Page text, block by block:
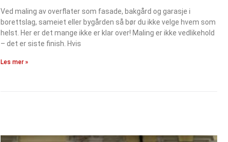
Ved maling av overflater som fasade, bakgård og garasje i
borettslag, sameiet eller bygården så bør du ikke velge hvem som
helst. Her er det mange ikke er klar over! Maling er ikke vedlikehold
– det er siste finish. Hvis
Les mer »